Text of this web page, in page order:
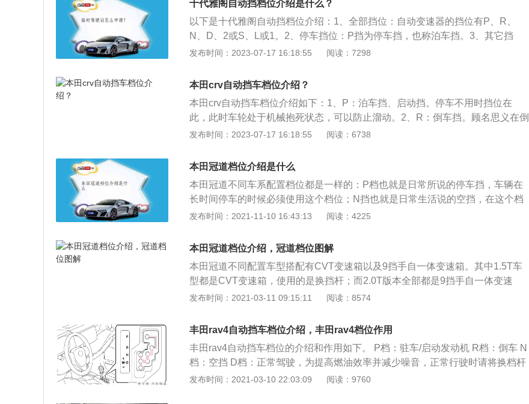
的是8挡手自一体变速箱，最大马力233Ps，最大功率171kW。其他自动挡车辆
可能出现的挡位还有S挡、L挡。S表示运动模式（sport），在这个挡位下变速箱
可以自由换挡，但是换挡时机会延迟，使发动机在高转速上保持较长时间，使车
辆动力加大，造成油耗增加。L表示低速挡，这个挡位时变速箱会保持在1挡而不
前推动挡把为N挡，再向前推一次为R挡。车辆停车后，无论是在哪个挡位，按一
下挡把上的P键，车辆都会重回P挡。
十代雅阁自动挡档位介绍是什么？
以下是十代雅阁自动挡档位介绍：1、全部挡位：自动变速器的挡位有P、R、
N、D、2或S、L或1。2、停车挡位：P挡为停车挡，也称泊车挡。3、其它挡
位：R为倒挡，N为空挡、D为前进挡，也称驱动挡。4、运动模式：S或2挡表示
的扩展资料：1、学习周期方面：手动挡的车比自动挡要复杂，所以学习的周期
不同，通常情况下学习手动挡的车要比自动挡至少多一个月的时间，而且由于手
动挡学习难度更大，所以驾照考试的通过率也要更低一点。2、考取驾照方面：
手动挡的驾照是C1等级，而自动挡的驾照是C2等级。拿自动挡驾照的人不可以
开手动挡的车，但是拿手动挡驾照的人可以驾驶自动挡的车。3、费用方面：因
宜，一般自动挡学习的费用会更贵一些。
发布时间：2023-07-17 16:18:55 阅读：7298
本田crv自动挡车档位介绍？
本田crv自动挡车档位介绍如下：1、P：泊车挡、启动挡。停车不用时挡位在
此，此时车轮处于机械抱死状态，可以防止溜动。2、R：倒车挡。顾名思义在倒
车时挂此挡。3、N：空挡。暂时停车时，用此挡位。4、D：前进挡，手动挡。
挂入此挡时，挡位可以自由切换，只是换挡时机延迟，让发动机保持高转速一段
时间，使汽车动力增加。但此挡位下会造成油耗加大。6、L：低挡位。变速箱会
保持在1挡而不升挡，可以在坡道等情况下使用，下坡时也有一定的制动功能。
发布时间：2023-07-17 16:18:55 阅读：6738
本田冠道档位介绍是什么
本田冠道不同车系配置档位都是一样的：P档也就是日常所说的停车挡，车辆在
长时间停车的时候必须使用这个档位；N挡也就是日常生活说的空挡，在这个档
位车辆可以怠速滑行；D挡是自动挡，挂在这个档位的时候车辆可以自动行驶，
仪表信息显示屏上清晰的看到目前车辆的所处档位，驾驶人员需要根据自己的需
求来对档位进行切换。其中，P挡是车辆的驻车挡，一般都会在车辆启动或者是
停车的时候使用这个档位；R挡是倒车档，通常而言车辆在倒车的时候必须使用R
挡；若车辆需要长时间的怠速时，则驾驶人员需要将车辆的档位挂在N挡，也就
是空挡上面；D挡是驾驶挡，当车辆处于自动驾驶的模式时，此时变速箱会根据
发布时间：2021-11-10 16:43:13 阅读：4225
本田冠道档位介绍，冠道档位图解
本田冠道不同配置车型搭配有CVT变速箱以及9挡手自一体变速箱。其中1.5T车
型都是CVT变速箱，使用的是换挡杆；而2.0T版本全部都是9挡手自一体变速
箱，使用的是按钮换挡。不论是1.5T车型还是2.0T车型，变速箱都有P、R、N、
的档位。其中P挡是驻车挡，在停车或启动发动机时使用；R挡是倒车档，在倒车
时使用；N挡是空挡，在怠速时使用；D挡是驾驶挡，在自动驾驶模式下，变速箱
根据实际情况换挡，在手动模式下，需要使用方向盘上的拨片换挡。 此外，冠道
的变速器还有自动切换到P挡的保护设定，当驾驶员车门打开，发动机运行且车
辆静止或以低于2km/h的速度移动时，档位会自动切换至P挡；当驾驶员车门打
发布时间：2021-03-11 09:15:11 阅读：8574
丰田rav4自动挡车档位介绍，丰田rav4档位作用
丰田rav4自动挡车档位的介绍和作用如下。 P档：驻车/启动发动机 R档：倒车 N
档：空挡 D档：正常驾驶，为提高燃油效率并减少噪音，正常行驶时请将换档杆
置于D位置。 M档：8速运动顺序换挡模式驾驶，通过操作换档杆，使用M位置选
发布时间：2021-03-10 22:03:09 阅读：9760